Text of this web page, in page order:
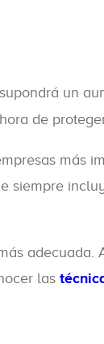
un
de
más
siempre
adecuada.
las